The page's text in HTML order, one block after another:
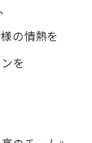
の​情熱を​
を​